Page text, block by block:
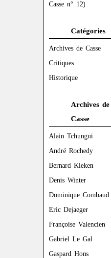
Casse n° 12)
Catégories
Archives de Casse
Critiques
Historique
Archives de
Casse
Alain Tchungui
André Rochedy
Bernard Kieken
Denis Winter
Dominique Combaud
Eric Dejaeger
Françoise Valencien
Gabriel Le Gal
Gaspard Hons